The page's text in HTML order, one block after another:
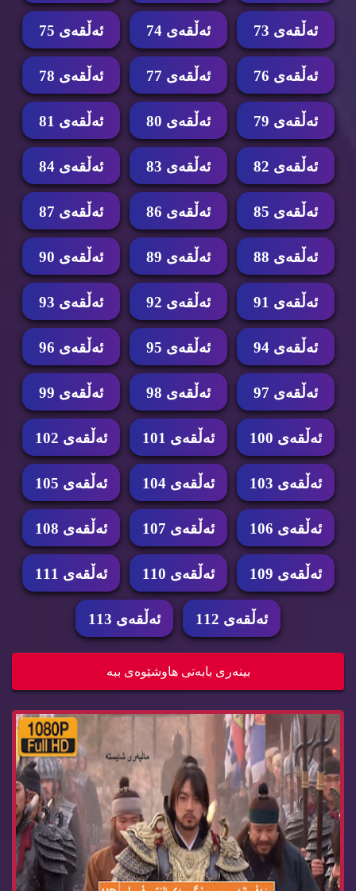
ئه‌ڵقه‌ی 73 ئه‌ڵقه‌ی 74 ئه‌ڵقه‌ی 75
ئه‌ڵقه‌ی 76 ئه‌ڵقه‌ی 77 ئه‌ڵقه‌ی 78
ئه‌ڵقه‌ی 79 ئه‌ڵقه‌ی 80 ئه‌ڵقه‌ی 81
ئه‌ڵقه‌ی 82 ئه‌ڵقه‌ی 83 ئه‌ڵقه‌ی 84
ئه‌ڵقه‌ی 85 ئه‌ڵقه‌ی 86 ئه‌ڵقه‌ی 87
ئه‌ڵقه‌ی 88 ئه‌ڵقه‌ی 89 ئه‌ڵقه‌ی 90
ئه‌ڵقه‌ی 91 ئه‌ڵقه‌ی 92 ئه‌ڵقه‌ی 93
ئه‌ڵقه‌ی 94 ئه‌ڵقه‌ی 95 ئه‌ڵقه‌ی 96
ئه‌ڵقه‌ی 97 ئه‌ڵقه‌ی 98 ئه‌ڵقه‌ی 99
ئه‌ڵقه‌ی 100 ئه‌ڵقه‌ی 101 ئه‌ڵقه‌ی 102
ئه‌ڵقه‌ی 103 ئه‌ڵقه‌ی 104 ئه‌ڵقه‌ی 105
ئه‌ڵقه‌ی 106 ئه‌ڵقه‌ی 107 ئه‌ڵقه‌ی 108
ئه‌ڵقه‌ی 109 ئه‌ڵقه‌ی 110 ئه‌ڵقه‌ی 111
ئه‌ڵقه‌ی 112 ئه‌ڵقه‌ی 113
بینه‌ری بابه‌تی هاوشێوه‌ی ببه‌
زنجیره‌ درامای ئه‌فسانه‌ی جومونگ ئه‌ڵقه‌ی jumon...